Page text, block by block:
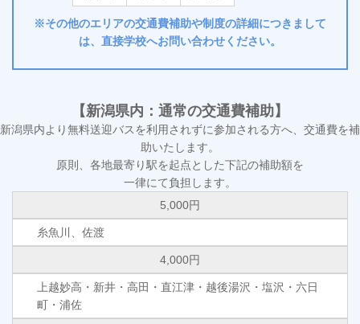
※その他のエリアの交通費補助や制度の詳細につきまして
は、直接学校へお問い合わせください。
【新潟県内：通常の交通費補助】
新潟県内より無料送迎バスを利用されずに参加される方へ、交通費を補
助いたします。
原則、各地最寄り駅を起点とした下記の補助額を
一律にて負担します。
5,000円
糸魚川、佐渡
4,000円
上越妙高・新井・高田・直江津・越後湯沢・塩沢・六日
町・浦佐